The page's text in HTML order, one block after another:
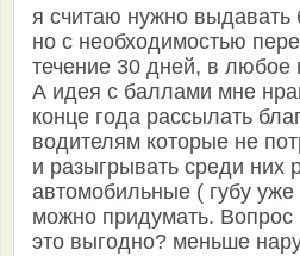
я считаю нужно
но с необходимостью
течение 30 дней, в любое
А идея с баллами мне
конце года рассылать
водителям которые не
и разыгрывать среди них
автомобильные ( губу уже
можно придумать.
это выгодно? меньше